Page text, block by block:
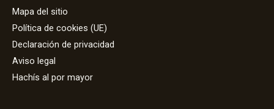
Mapa del sitio
Política de cookies (UE)
Declaración de privacidad
Aviso legal
Hachís al por mayor